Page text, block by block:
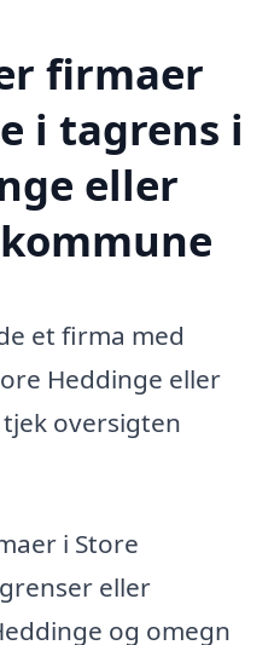
firmaer
i tagrens i
eller
et firma med
Heddinge eller
oversigten
i Store
eller
og omegn